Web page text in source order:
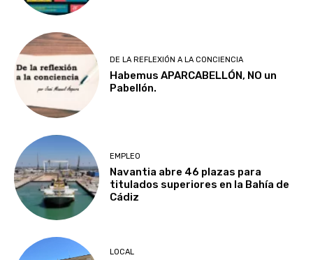
DE LA REFLEXIÓN A LA CONCIENCIA
Habemus APARCABELLÓN, NO un
Pabellón.
EMPLEO
Navantia abre 46 plazas para
titulados superiores en la Bahía de
Cádiz
LOCAL